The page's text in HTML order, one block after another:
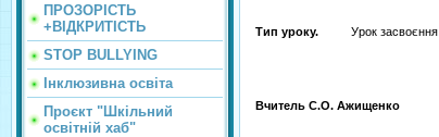
ПРОЗОРІСТЬ
+ВІДКРИТІСТЬ
STOP BULLYING
Інклюзивна освіта
Проєкт "Шкільний
освітній хаб"
Тип уроку. Урок засвоєння
Вчитель С.О. Ажищенко